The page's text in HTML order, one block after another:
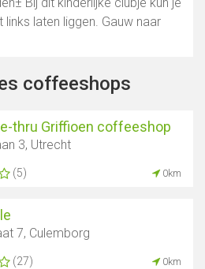
la carte
Bij dit kinderlijke clubje kun je
links laten liggen. Gauw naar
coffeeshops
thru Griffioen coffeeshop
3, Utrecht
(5) 0km
7, Culemborg
(27) 0km